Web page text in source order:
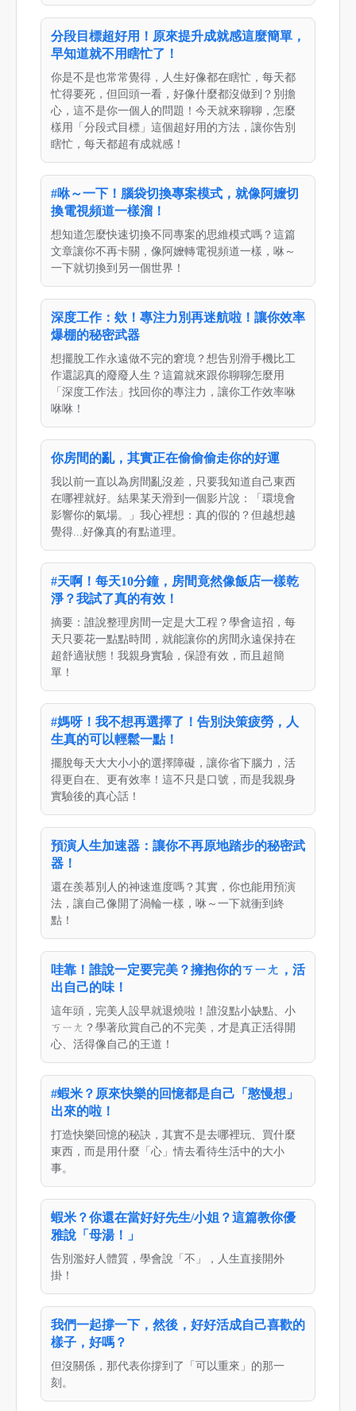
分段目標超好用！原來提升成就感這麼簡單，
早知道就不用瞎忙了！
你是不是也常常覺得，人生好像都在瞎忙，每天都
忙得要死，但回頭一看，好像什麼都沒做到？別擔
心，這不是你一個人的問題！今天就來聊聊，怎麼
樣用「分段式目標」這個超好用的方法，讓你告別
瞎忙，每天都超有成就感！
#咻～一下！腦袋切換專案模式，就像阿嬤切
換電視頻道一樣溜！
想知道怎麼快速切換不同專案的思維模式嗎？這篇
文章讓你不再卡關，像阿嬤轉電視頻道一樣，咻～
一下就切換到另一個世界！
深度工作：欸！專注力別再迷航啦！讓你效率
爆棚的秘密武器
想擺脫工作永遠做不完的窘境？想告別滑手機比工
作還認真的廢廢人生？這篇就來跟你聊聊怎麼用
「深度工作法」找回你的專注力，讓你工作效率咻
咻咻！
你房間的亂，其實正在偷偷偷走你的好運
我以前一直以為房間亂沒差，只要我知道自己東西
在哪裡就好。結果某天滑到一個影片說：「環境會
影響你的氣場。」我心裡想：真的假的？但越想越
覺得...好像真的有點道理。
#天啊！每天10分鐘，房間竟然像飯店一樣乾
淨？我試了真的有效！
摘要：誰說整理房間一定是大工程？學會這招，每
天只要花一點點時間，就能讓你的房間永遠保持在
超舒適狀態！我親身實驗，保證有效，而且超簡
單！
#媽呀！我不想再選擇了！告別決策疲勞，人
生真的可以輕鬆一點！
擺脫每天大大小小的選擇障礙，讓你省下腦力，活
得更自在、更有效率！這不只是口號，而是我親身
實驗後的真心話！
預演人生加速器：讓你不再原地踏步的秘密武
器！
還在羨慕別人的神速進度嗎？其實，你也能用預演
法，讓自己像開了渦輪一樣，咻～一下就衝到終
點！
哇靠！誰說一定要完美？擁抱你的ㄎㄧㄤ，活
出自己的味！
這年頭，完美人設早就退燒啦！誰沒點小缺點、小
ㄎㄧㄤ？學著欣賞自己的不完美，才是真正活得開
心、活得像自己的王道！
#蝦米？原來快樂的回憶都是自己「憨慢想」
出來的啦！
打造快樂回憶的秘訣，其實不是去哪裡玩、買什麼
東西，而是用什麼「心」情去看待生活中的大小
事。
蝦米？你還在當好好先生/小姐？這篇教你優
雅說「母湯！」
告別濫好人體質，學會說「不」，人生直接開外
掛！
我們一起撐一下，然後，好好活成自己喜歡的
樣子，好嗎？
但沒關係，那代表你撐到了「可以重來」的那一
刻。